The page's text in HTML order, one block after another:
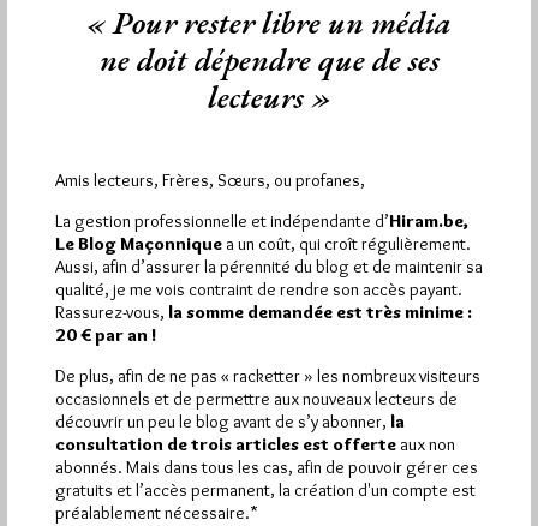
Xavier Bertrand et La Vie
Par Jiri Pragman
Jeudi 3/02/11
Lu 328 fois
Le ministre français de la Santé Xavier Bertrand est interviewé
par le magazine catholique La Vie ce 3 février 2011.…
DansDans la presse 7 commentaires
Hier mardi 4 août 2026, Hiram.be a reçu 1 824 visites
« Pour rester libre un média
ne doit dépendre que de ses
lecteurs »
Amis lecteurs, Frères, Sœurs, ou profanes,
La gestion professionnelle et indépendante d’Hiram.be,
Le Blog Maçonnique a un coût, qui croît régulièrement.
Aussi, afin d’assurer la pérennité du blog et de maintenir sa
qualité, je me vois contraint de rendre son accès payant.
Rassurez-vous, la somme demandée est très minime :
20 € par an !
De plus, afin de ne pas « racketter » les nombreux visiteurs
occasionnels et de permettre aux nouveaux lecteurs de
découvrir un peu le blog avant de s’y abonner, la
consultation de trois articles est offerte aux non
abonnés. Mais dans tous les cas, afin de pouvoir gérer ces
gratuits et l’accès permanent, la création d'un compte est
préalablement nécessaire.*